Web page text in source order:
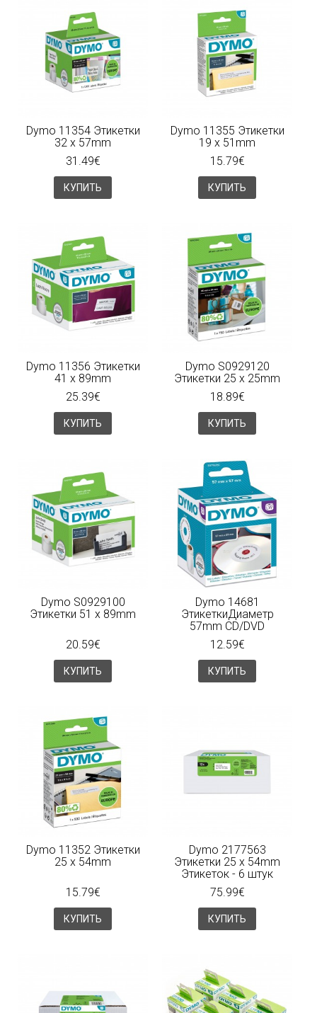
Dymo 11354 Этикетки
32 x 57mm
31.49€
КУПИТЬ
Dymo 11355 Этикетки
19 x 51mm
15.79€
КУПИТЬ
Dymo 11356 Этикетки
41 x 89mm
25.39€
КУПИТЬ
Dymo S0929120
Этикетки 25 x 25mm
18.89€
КУПИТЬ
Dymo S0929100
Этикетки 51 x 89mm
20.59€
КУПИТЬ
Dymo 14681
ЭтикеткиДиаметр
57mm CD/DVD
12.59€
КУПИТЬ
Dymo 11352 Этикетки
25 x 54mm
15.79€
КУПИТЬ
Dymo 2177563
Этикетки 25 x 54mm
Этикеток - 6 штук
75.99€
КУПИТЬ